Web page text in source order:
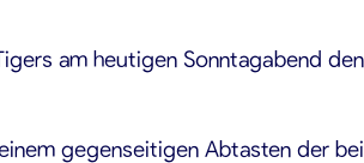
am heutigen Sonntagabend
gegenseitigen Abtasten der